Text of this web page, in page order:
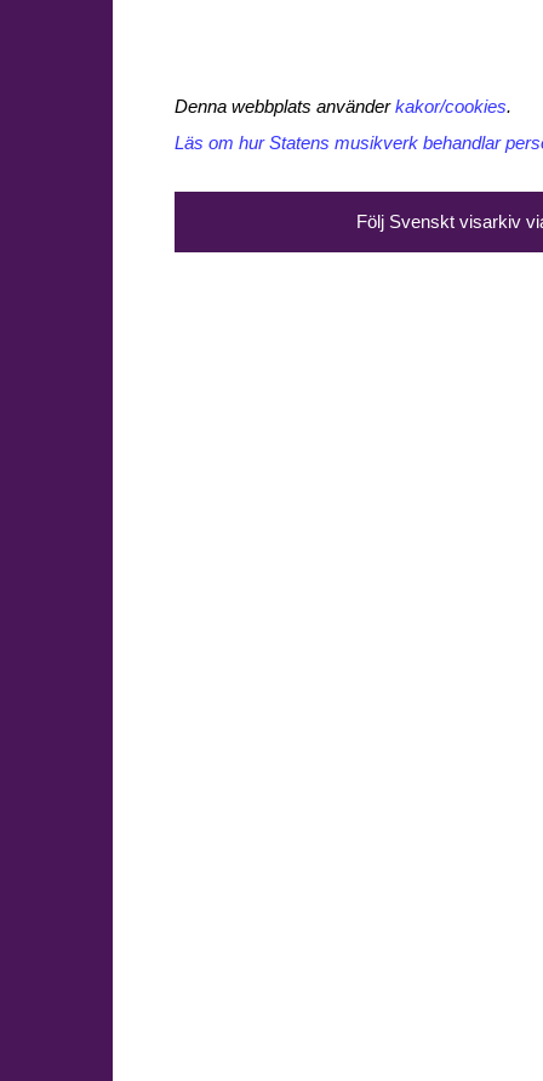
Denna webbplats använderkakor/cookies.
Läs om hur Statens musikverk behandlar
Följ Svenskt visarkiv